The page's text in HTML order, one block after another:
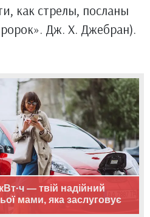
как стрелы, посланы
Дж. Х. Джебран).
— твій надійний
мами, яка заслуговує